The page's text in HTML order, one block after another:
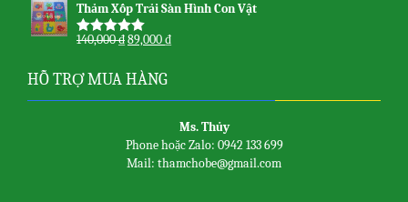
sao
Thảm Xốp Trải Sàn Hình Con Vật
Được xếp
140,000₫89,000₫
HỖ TRỢ MUA HÀNG
Ms. Thủy
Phone hoặc Zalo: 0942 133 699
Mail: thamchobe@gmail.com